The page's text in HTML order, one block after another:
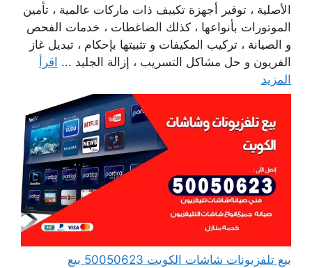
الأصلية ، توفير أجهزة تكييف ذات ماركات عالمية ، تأمين
الموتورات بأنواعها ، كذلك الضاغطات ، خدمات الفحص
و الصيانة ، تركيب المكيفات و تثبيتها بإحكام ، تبديل غاز
الفريون و حل مشاكل التسريب ، إزالة الجليد ... اقرأ
المزيد
بيع تلفزيونات شاشات الكويت 50050623 بيع